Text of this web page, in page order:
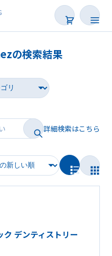
覧
の検索結果
詳細検索はこちら
ク デンティストリー